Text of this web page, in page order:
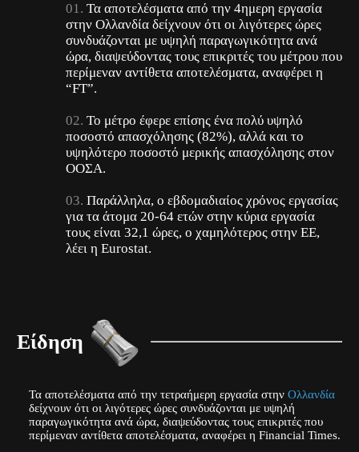
Τα αποτελέσματα από την 4ημερη εργασία
στην Ολλανδία δείχνουν ότι οι λιγότερες ώρες
συνδυάζονται με υψηλή παραγωγικότητα ανά
ώρα, διαψεύδοντας τους επικριτές του μέτρου που
περίμεναν αντίθετα αποτελέσματα, αναφέρει η
“FT”.
Το μέτρο έφερε επίσης ένα πολύ υψηλό
ποσοστό απασχόλησης (82%), αλλά και το
υψηλότερο ποσοστό μερικής απασχόλησης στον
ΟΟΣΑ.
Παράλληλα, ο εβδομαδιαίος χρόνος εργασίας
για τα άτομα 20-64 ετών στην κύρια εργασία
τους είναι 32,1 ώρες, ο χαμηλότερος στην ΕΕ,
λέει η Eurostat.
Είδηση
Τα αποτελέσματα από την τετραήμερη εργασία στην Ολλανδία
δείχνουν ότι οι λιγότερες ώρες συνδυάζονται με υψηλή
παραγωγικότητα ανά ώρα, διαψεύδοντας τους επικριτές που
περίμεναν αντίθετα αποτελέσματα, αναφέρει η Financial Times.